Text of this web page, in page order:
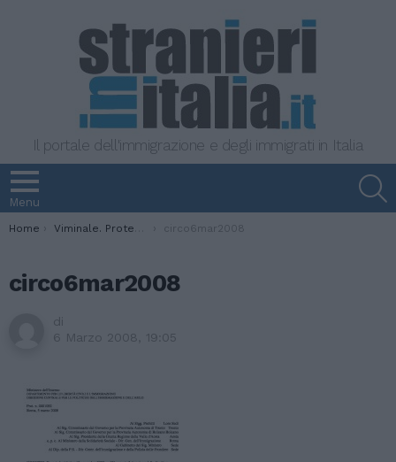
Il portale dell'immigrazione e degli immigrati in Italia
Menu
You are here:
Home Viminale. Protezione sussidiaria? Sì al ricongiungimento circo6mar2008
circo6mar2008
di
6 Marzo 2008, 19:05